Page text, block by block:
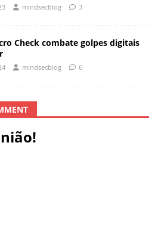
mindsecblog 3
Check combate golpes digitais
mindsecblog 6